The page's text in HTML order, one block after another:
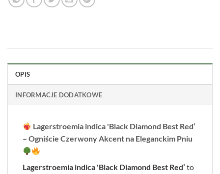
OPIS
INFORMACJE DODATKOWE
Lagerstroemia indica 'Black Diamond Best Red’
– Ogniście Czerwony Akcent na Eleganckim Pniu
Lagerstroemia indica 'Black Diamond Best Red’ to